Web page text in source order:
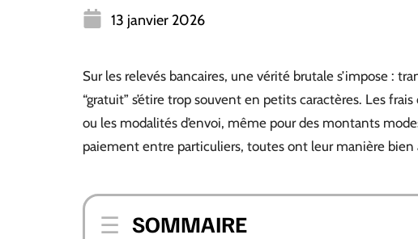
13 janvier 2026
Sur les relevés bancaires, une vérité brutale s’impose :
“gratuit” s’étire trop souvent en petits caractères. Les
ou les modalités d’envoi, même pour des montants
paiement entre particuliers, toutes ont leur manière
SOMMAIRE